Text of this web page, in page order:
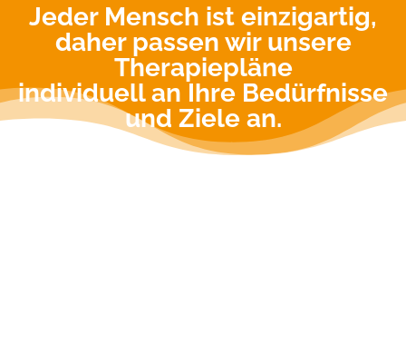
Jeder Mensch ist einzigartig,
daher passen wir unsere
Therapiepläne
individuell an Ihre Bedürfnisse
und Ziele an.